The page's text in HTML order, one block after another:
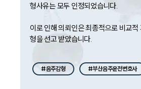
형사유는 모두 인정되었습니다.
이로 인해 의뢰인은 최종적으로 비교
형을 선고 받았습니다.
#음주감형 #부산음주운전변호사